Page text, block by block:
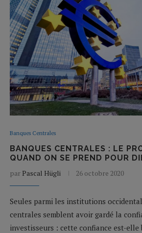
Banques Centrales
BANQUES CENTRALES : LE
QUAND ON SE PREND POUR
par Pascal Hügli 26 octobre 2020
Seules parmi les institutions
centrales semblent avoir gardé la
investisseurs : cette confiance est-elle